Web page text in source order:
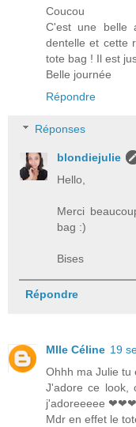
Coucou
C'est une belle
dentelle et cette
tote bag ! Il est
Belle journée
Répondre
Réponses
blondiejulie
Hello,
Merci
bag :)
Bises
Répondre
Mlle Céline 19
Ohhh ma Julie
J'adore ce look,
j'adoreeeee
Mdr en effet le